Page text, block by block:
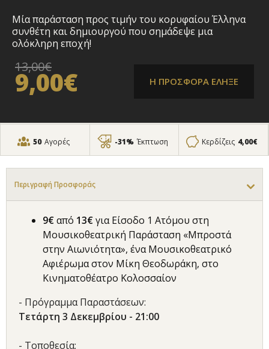
Μία παράσταση προς τιμήν του κορυφαίου Έλληνα
συνθέτη και δημιουργού που σημάδεψε μια
ολόκληρη εποχή!
13,00€
9,00€ Η ΠΡΟΣΦΟΡΑ ΕΛΗΞΕ
50 Αγορές -31% Έκπτωση Κερδίζεις 4,00€
Περιγραφή Προσφοράς
9€από 13€για Είσοδο 1 Ατόμου στη
Μουσικοθεατρική Παράσταση «Μπροστά
στην Αιωνιότητα», ένα Μουσικοθεατρικό
Αφιέρωμα στον Μίκη Θεοδωράκη, στο
Κινηματοθέατρο Κολοσσαίον
- Πρόγραμμα Παραστάσεων:
Τετάρτη 3 Δεκεμβρίου - 21:00
- Τοποθεσία: